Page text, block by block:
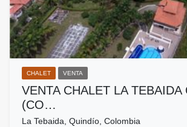
CHALET VENTA
VENTA CHALET LA TEBAIDA
(CO…
La Tebaida, Quindío, Colombia